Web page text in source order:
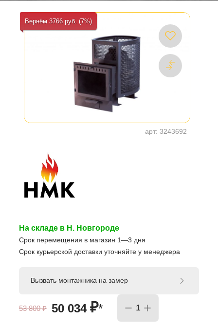
Вернём 3766 руб. (7%)
арт: 3243692
На складе в Н. Новгороде
Срок перемещения в магазин 1—3 дня
Срок курьерской доставки уточняйте у менеджера
53 800₽ 50 034 ₽*
Вызвать монтажника на замер